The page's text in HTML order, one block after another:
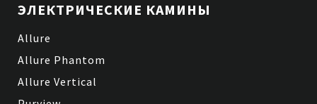
ЭЛЕКТРИЧЕСКИЕ КАМИНЫ
Allure
Allure Phantom
Allure Vertical